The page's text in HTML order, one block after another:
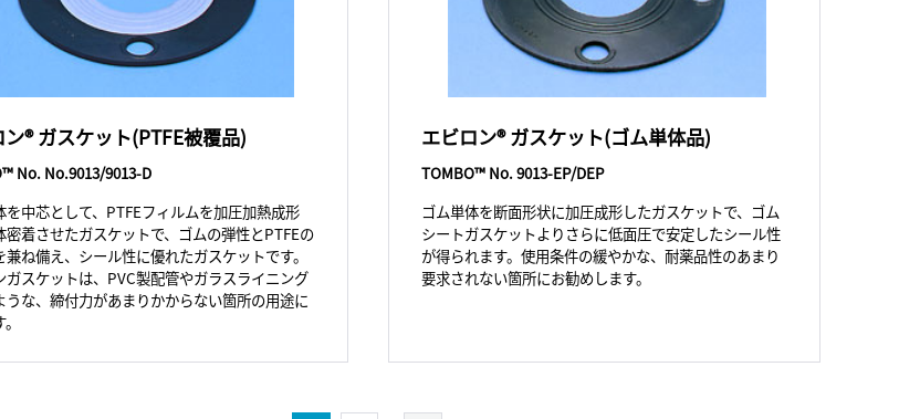
® ガスケット(PTFE被覆品)
No. No.9013/9013-D
を中芯として、PTFEフィルムを加圧加熱成形
密着させたガスケットで、ゴムの弾性とPTFEの
兼ね備え、シール性に優れたガスケットです。
ガスケットは、PVC製配管やガラスライニング
うな、締付力があまりかからない箇所の用途に
エビロン® ガスケット(ゴム単体品)
TOMBO™ No. 9013-EP/DEP
ゴム単体を断面形状に加圧成形したガスケットで、ゴム
シートガスケットよりさらに低面圧で安定したシール性
が得られます。使用条件の緩やかな、耐薬品性のあまり
要求されない箇所にお勧めします。